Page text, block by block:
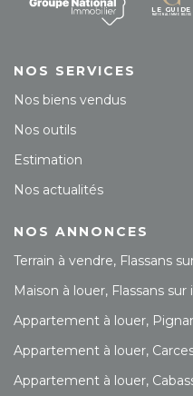
NOS SERVICES
Nos biens vendus
Nos outils
Estimation
Nos actualités
NOS ANNONCES
Terrain à vendre, Flassans
Maison à louer, Flassans sur
Appartement à louer,
Appartement à louer,
Appartement à louer,